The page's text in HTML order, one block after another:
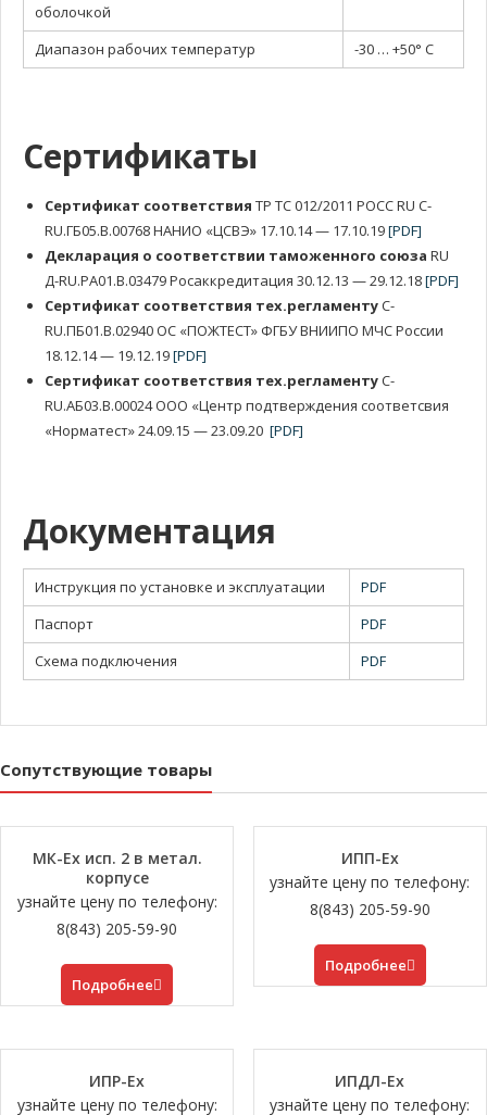
оболочкой
Диапазон рабочих температур -30 … +50° С
Сертификаты
Сертификат соответствия ТР ТС 012/2011 РОСС RU C-
RU.ГБ05.В.00768 НАНИО «ЦСВЭ» 17.10.14 — 17.10.19[PDF]
Декларация о соответствии таможенного союза RU
Д-RU.РА01.В.03479 Росаккредитация 30.12.13 — 29.12.18[PDF]
Сертификат соответствия тех.регламентуC-
RU.ПБ01.B.02940 ОС «ПОЖТЕСТ» ФГБУ ВНИИПО МЧС России
18.12.14 — 19.12.19[PDF]
Сертификат соответствия тех.регламентуC-
RU.АБ03.В.00024 ООО «Центр подтверждения соответсвия
«Норматест» 24.09.15 — 23.09.20 [PDF]
Документация
Инструкция по установке и эксплуатации
PDF
Паспорт
PDF
Схема подключения
PDF
Сопутствующие товары
МК-Ех исп. 2 в метал.
корпусе
узнайте цену по телефону:
8(843) 205-59-90
Подробнее
ИПП-Ех
узнайте цену по телефону:
8(843) 205-59-90
Подробнее
ИПР-Ех
узнайте цену по телефону:
ИПДЛ-Ех
узнайте цену по телефону: